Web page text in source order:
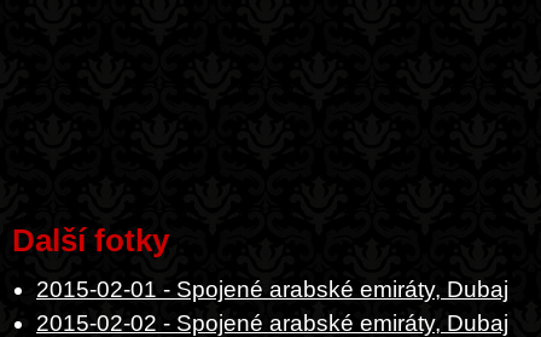
Další fotky
2015-02-01 - Spojené arabské emiráty, Dubaj
2015-02-02 - Spojené arabské emiráty, Dubaj